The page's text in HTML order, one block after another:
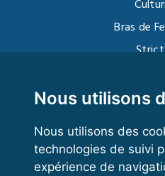
Nous utilisons
Nous utilisons des
technologies de suivi
expérience de
Bras de
VOS